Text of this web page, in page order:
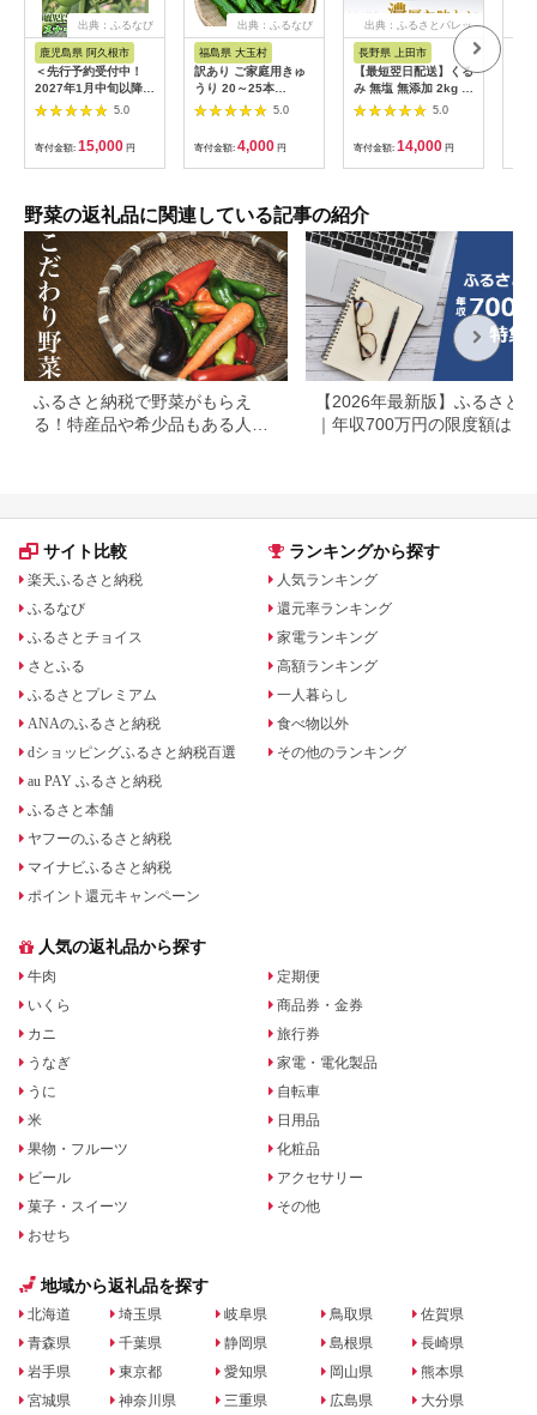
出典：ふるなび
鹿児島県 阿久根市
＜先行予約受付中！
2027年1月中旬以降順
次発送予定＞ 数量限
定！鹿児島県阿久根市
産スナップエンドウ
(1.5kg) サラダスナッ
プ 国産 鹿児島県産 阿
菜 豆 エンドウ スナッ
プえんどう 煮物 和え
物 炒め物 豆類 【牧内
健志】akn050-01
5.0
寄付金額: 15,000 円
出典：ふるなび
福島県 大玉村
訳あり ご家庭用きゅ
うり 20～25本
【2026-7月中旬～配
5.0
寄付金額: 4,000 円
出典：ふるさとパレッ
長野県 上田市
【最短翌日配送】くる
み 無塩 無添加 2kg 大
容量 ナッツ 胡桃 クル
ミ おつまみ つまみ お
菓子 菓子
5.0
寄付金額: 14,000 円
野菜の返礼品に関連している記事の紹介
ふるさと納税で野菜がもらえ
る！特産品や希少品もある人気
【2026年最新版】ふるさと
｜年収700万円の限度額はい
サイト比較
楽天ふるさと納税
ふるなび
ふるさとチョイス
さとふる
ふるさとプレミアム
ANAのふるさと納税
dショッピングふるさと納税百選
au PAY ふるさと納税
ふるさと本舗
ヤフーのふるさと納税
マイナビふるさと納税
ポイント還元キャンペーン
ランキングから探す
人気ランキング
還元率ランキング
家電ランキング
高額ランキング
一人暮らし
食べ物以外
その他のランキング
人気の返礼品から探す
牛肉
いくら
カニ
うなぎ
うに
米
果物・フルーツ
ビール
菓子・スイーツ
おせち
定期便
商品券・金券
旅行券
家電・電化製品
自転車
日用品
化粧品
アクセサリー
その他
地域から返礼品を探す
北海道
青森県
岩手県
宮城県
埼玉県
千葉県
東京都
神奈川県
岐阜県
静岡県
愛知県
三重県
鳥取県
島根県
岡山県
広島県
佐賀県
長崎県
熊本県
大分県